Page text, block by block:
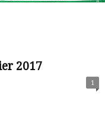
2017
1